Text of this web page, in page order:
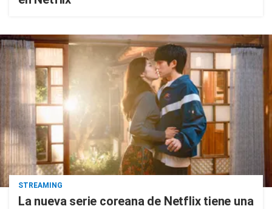
STREAMING
La nueva serie coreana de Netflix tiene una